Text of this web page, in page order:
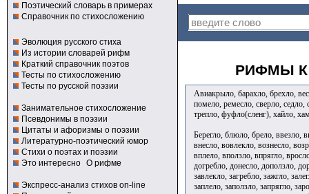
Поэтический словарь в примерах
Справочник по стихосложению
Эволюция русского стиха
Из истории словарей рифм
Краткий справочник поэтов
Тесты по стихосложению
Тесты по русской поэзии
Занимательное стихосложение
Псевдонимы в поэзии
Цитаты и афоризмы о поэзии
Литературно-поэтический юмор
Стихи о поэтах и поэзии
Это интересно О рифме
Экспресс-анализ стихов on-line
РИФМЫ К
Авиакрыло, барахло, брехло,
помело, ремесло, сверло, седло,
трепло, фуфло(сленг), хайло,
Берегло, блюло, брело, ввезло,
внесло, вовлекло, вознесло,
вплело, вползло, впрягло,
догребло, донесло, доползло,
завлекло, загребло, зажгло,
заплело, заползло, запрягло,